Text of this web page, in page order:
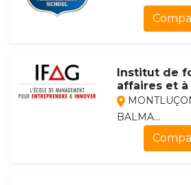
Institut de
affaires et
BALMA...